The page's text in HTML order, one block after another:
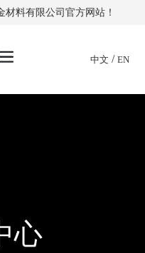
料有限公司官方网站！
中文 / EN
心